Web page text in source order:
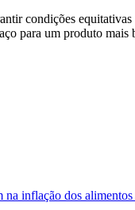
condições
para um produto mais
na inflação dos